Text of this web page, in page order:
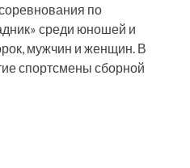
по
среди юношей и
мужчин и женщин. В
спортсмены сборной